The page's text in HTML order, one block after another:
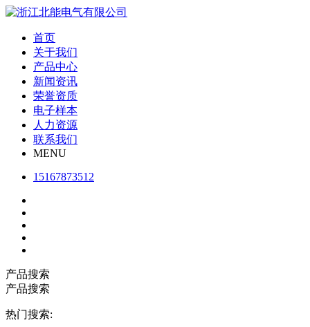
首页
关于我们
产品中心
新闻资讯
荣誉资质
电子样本
人力资源
联系我们
MENU
15167873512
产品搜索
产品搜索
热门搜索: